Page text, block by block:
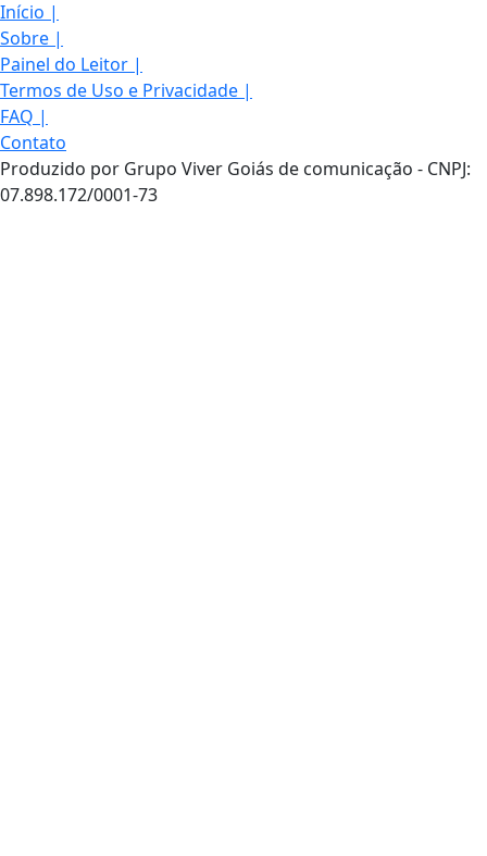
Início |
Sobre |
Painel do Leitor |
Termos de Uso e Privacidade |
FAQ |
Contato
Produzido por Grupo Viver Goiás de comunicação - CNPJ:
07.898.172/0001-73